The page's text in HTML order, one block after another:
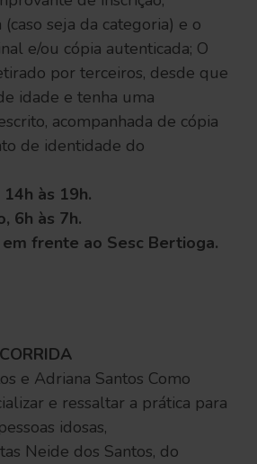
seja da categoria) e o
e/ou cópia autenticada; O
por terceiros, desde que
idade e tenha uma
acompanhada de cópia
de identidade do
às 19h.
6h às 7h.
em frente ao Sesc Bertioga.
e Adriana Santos Como
e ressaltar a prática para
idosas,
Neide dos Santos, do